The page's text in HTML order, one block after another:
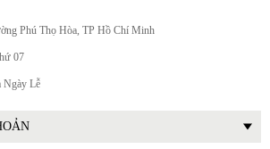
Phú Thọ Hòa, TP Hồ Chí Minh
07
Ngày Lễ